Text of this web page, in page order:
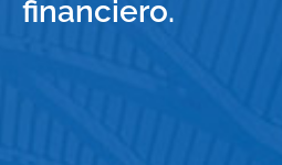
financiero.